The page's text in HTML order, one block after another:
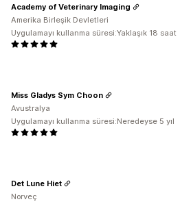
Academy of Veterinary Imaging
Amerika Birleşik Devletleri
Uygulamayı kullanma süresi:Yaklaşık 18 saat
Miss Gladys Sym Choon
Avustralya
Uygulamayı kullanma süresi:Neredeyse 5 yıl
Det Lune Hiet
Norveç